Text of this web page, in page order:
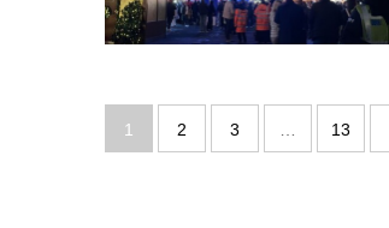
1 2 3 13